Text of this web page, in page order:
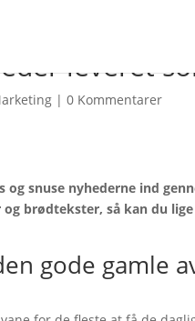
leveret
|0 Kommentarer
og snuse nyhederne ind
brødtekster, så kan du
gode gamle